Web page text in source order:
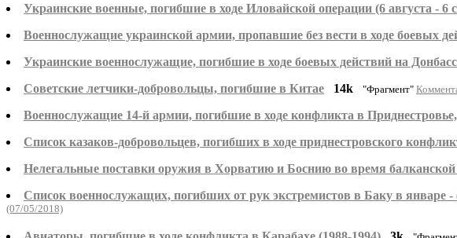
Украинские военные, погибшие в ходе Иловайской операции (6 августа - 6
Военнослужащие украинской армии, пропавшие без вести в ходе боевых
Украинские военнослужащие, погибшие в ходе боевых действий на
Советские летчики-добровольцы, погибшие в Китае 14k "Фрагмент"
Военнослужащие 14-й армии, погибшие в ходе конфликта в
Список казаков-добровольцев, погибших в ходе приднестровского
Нелегальные поставки оружия в Хорватию и Боснию во время балканской
Список военнослужащих, погибших от рук экстремистов в Баку в январе -
(07/05/2018)